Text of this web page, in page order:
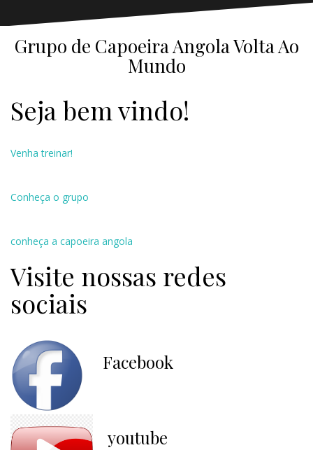
Grupo de Capoeira Angola Volta Ao
Mundo
Seja bem vindo!
Venha treinar!
Conheça o grupo
conheça a capoeira angola
Visite nossas redes
sociais
Facebook
youtube